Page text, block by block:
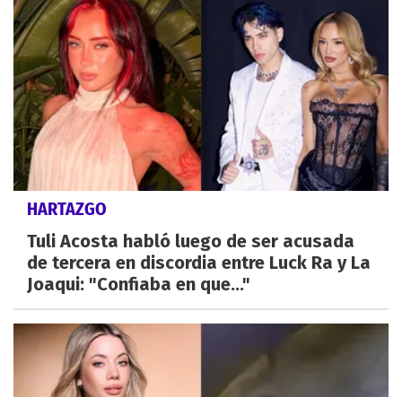
HARTAZGO
Tuli Acosta habló luego de ser acusada
de tercera en discordia entre Luck Ra y La
Joaqui: "Confiaba en que..."